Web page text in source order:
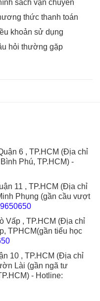
sách vận chuyển
thức thanh toán
khoản sử dụng
hỏi thường gặp
6 , TP.HCM (Địa chỉ
Phú, TP.HCM) -
11 , TP.HCM (Địa chỉ
Phụng (gần cầu vượt
Vấp , TP.HCM (Địa chỉ
TPHCM(gần tiểu học
10 , TP.HCM (Địa chỉ
Lài (gần ngã tư
- Hotline: